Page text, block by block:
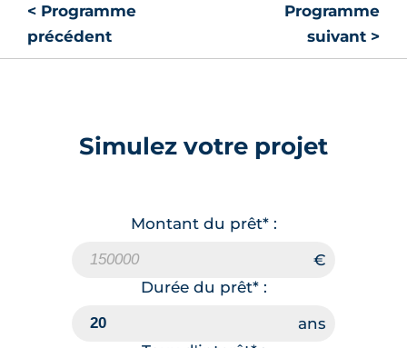
< Programme
précédent
Programme
suivant >
Simulez votre projet
Montant du prêt* :
Durée du prêt* :